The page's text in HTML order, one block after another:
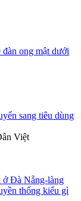
ong mật dưới
sang tiêu dùng
Việt
ở Đà Nẵng-làng
thống kiểu gì